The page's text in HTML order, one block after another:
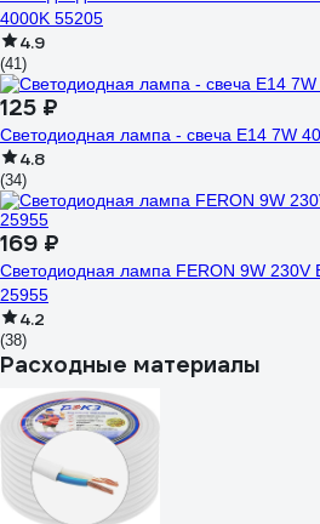
4000K 55205
4.9
(41)
125 ₽
Светодиодная лампа - свеча E14 7W
4.8
(34)
169 ₽
Светодиодная лампа FERON 9W 230V
25955
4.2
(38)
Расходные материалы